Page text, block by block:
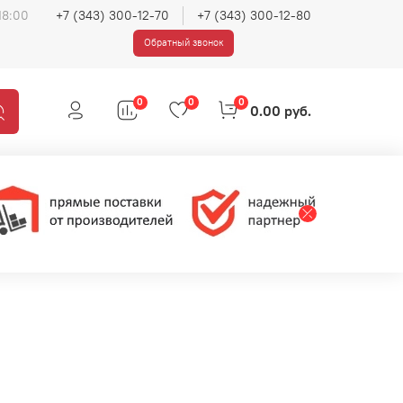
+7 (343) 300-12-70 +7 (343) 300-12-80
Обратный звонок
0 0 0 0.00 руб.